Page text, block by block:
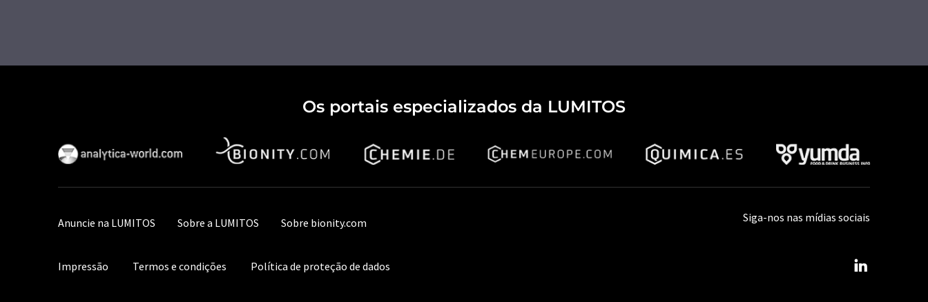
Os portais especializados da LUMITOS
Anuncie na LUMITOS Sobre a LUMITOS Sobre bionity.com
Impressão Termos e condições Política de proteção de dados
Siga-nos nas mídias sociais